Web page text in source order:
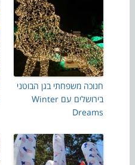
חנוכה משפחתי בגן הבוטני
בירושלים עם Winter
Dreams